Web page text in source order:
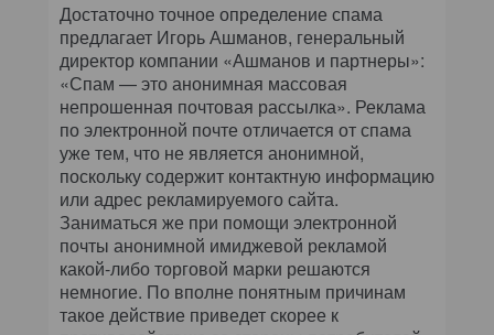
Достаточно точное определение спама
предлагает Игорь Ашманов, генеральный
директор компании «Ашманов и партнеры»:
«Спам — это анонимная массовая
непрошенная почтовая рассылка». Реклама
по электронной почте отличается от спама
уже тем, что не является анонимной,
поскольку содержит контактную информацию
или адрес рекламируемого сайта.
Заниматься же при помощи электронной
почты анонимной имиджевой рекламой
какой-либо торговой марки решаются
немногие. По вполне понятным причинам
такое действие приведет скорее к